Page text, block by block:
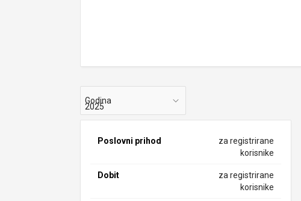
Godina
Poslovni prihod
za registrirane
korisnike
Dobit
za registrirane
korisnike